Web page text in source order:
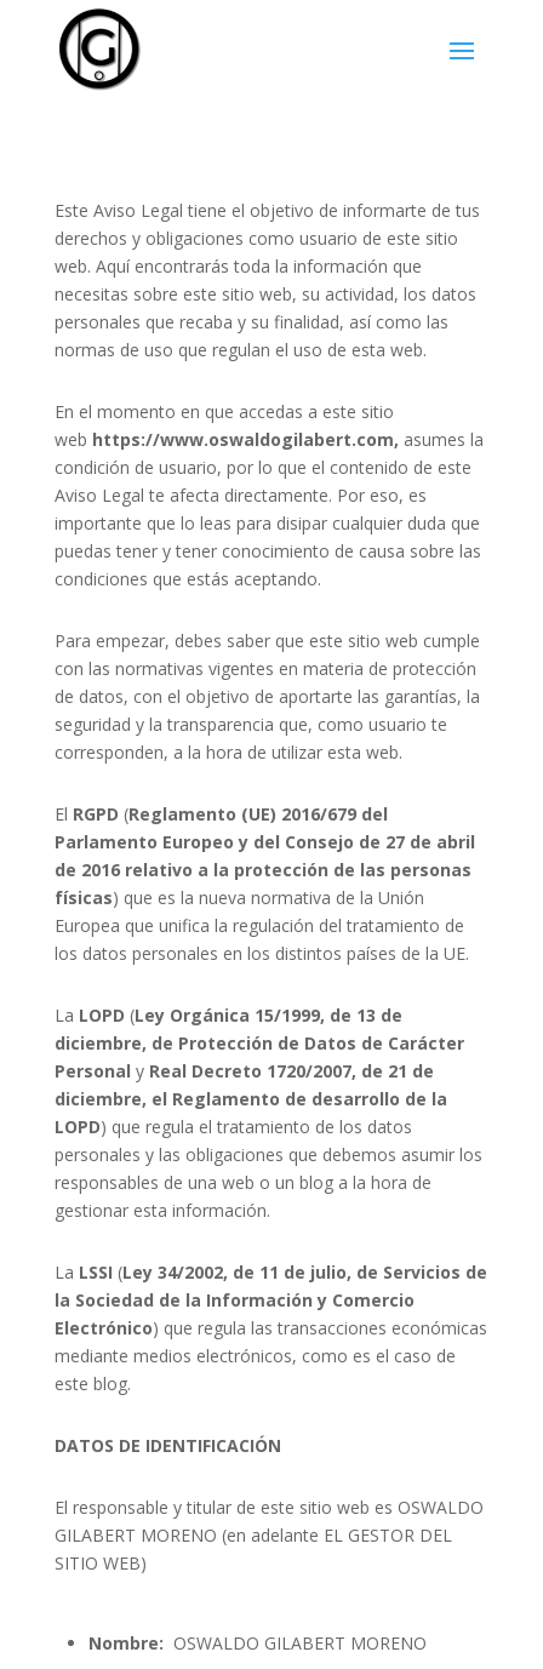
Este Aviso Legal tiene el objetivo de informarte de tus
derechos y obligaciones como usuario de este sitio
web. Aquí encontrarás toda la información que
necesitas sobre este sitio web, su actividad, los datos
personales que recaba y su finalidad, así como las
normas de uso que regulan el uso de esta web.
En el momento en que accedas a este sitio
web https://www.oswaldogilabert.com, asumes la
condición de usuario, por lo que el contenido de este
Aviso Legal te afecta directamente. Por eso, es
importante que lo leas para disipar cualquier duda que
puedas tener y tener conocimiento de causa sobre las
condiciones que estás aceptando.
Para empezar, debes saber que este sitio web cumple
con las normativas vigentes en materia de protección
de datos, con el objetivo de aportarte las garantías, la
seguridad y la transparencia que, como usuario te
corresponden, a la hora de utilizar esta web.
El RGPD (Reglamento (UE) 2016/679 del
Parlamento Europeo y del Consejo de 27 de abril
de 2016 relativo a la protección de las personas
físicas) que es la nueva normativa de la Unión
Europea que unifica la regulación del tratamiento de
los datos personales en los distintos países de la UE.
La LOPD (Ley Orgánica 15/1999, de 13 de
diciembre, de Protección de Datos de Carácter
Personal y Real Decreto 1720/2007, de 21 de
diciembre, el Reglamento de desarrollo de la
LOPD) que regula el tratamiento de los datos
personales y las obligaciones que debemos asumir los
responsables de una web o un blog a la hora de
gestionar esta información.
La LSSI (Ley 34/2002, de 11 de julio, de Servicios de
la Sociedad de la Información y Comercio
Electrónico) que regula las transacciones económicas
mediante medios electrónicos, como es el caso de
este blog.
DATOS DE IDENTIFICACIÓN
El responsable y titular de este sitio web es OSWALDO
GILABERT MORENO (en adelante EL GESTOR DEL
SITIO WEB)
Nombre: OSWALDO GILABERT MORENO